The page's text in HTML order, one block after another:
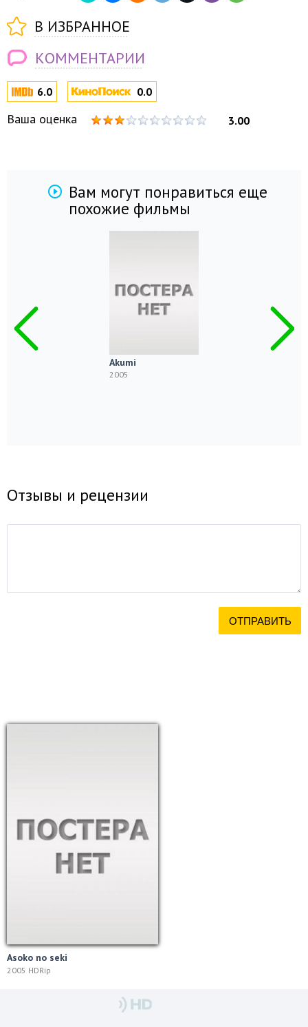
6.0 0.0
Ваша оценка 3.00
В ИЗБРАННОЕ
КОММЕНТАРИИ
Вам могут понравиться еще
похожие фильмы
Akumi
2005
Отзывы и рецензии
Asoko no seki
2005 HDRip